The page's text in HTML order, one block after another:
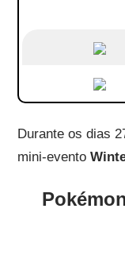
Durante os dias
mini-evento